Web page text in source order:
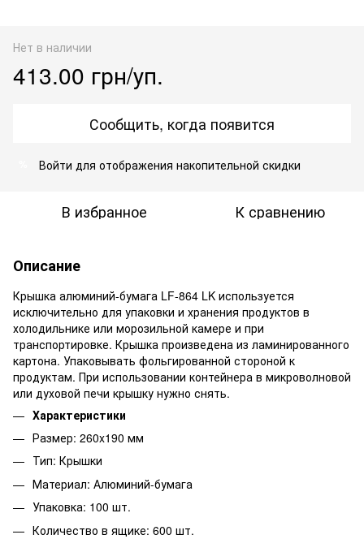
Нет в наличии
413.00 грн/уп.
Сообщить, когда появится
Войти для отображения накопительной скидки
В избранное К сравнению
Описание
Крышка алюминий-бумага LF-864 LK используется
исключительно для упаковки и хранения продуктов в
холодильнике или морозильной камере и при
транспортировке. Крышка произведена из ламинированного
картона. Упаковывать фольгированной стороной к
продуктам. При использовании контейнера в микроволновой
или духовой печи крышку нужно снять.
Характеристики
Размер: 260x190 мм
Тип: Крышки
Материал: Алюминий-бумага
Упаковка: 100 шт.
Количество в ящике: 600 шт.